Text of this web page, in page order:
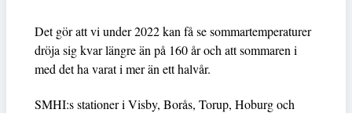
Det gör att vi under 2022 kan få se sommartemperaturer
dröja sig kvar längre än på 160 år och att sommaren i
med det ha varat i mer än ett halvår.
SMHI:s stationer i Visby, Borås, Torup, Hoburg och